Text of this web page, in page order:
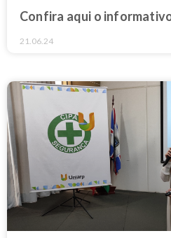
Confira aqui o
21.06.24